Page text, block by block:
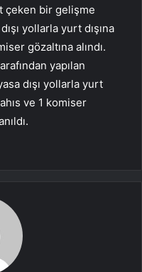
çeken bir gelişme
yollarla yurt dışına
gözaltına alındı.
yapılan
dışı yollarla yurt
ve 1 komiser